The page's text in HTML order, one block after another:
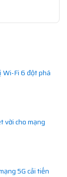
Wi-Fi 6 đột phá
vời cho mạng
5G cải tiến